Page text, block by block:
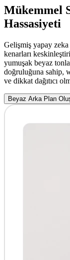
Mükemmel
Hassasiyeti
Gelişmiş yapay zeka
kenarları
yumuşak beyaz
doğruluğuna sahip,
ve dikkat dağıtıcı
Beyaz Arka Plan